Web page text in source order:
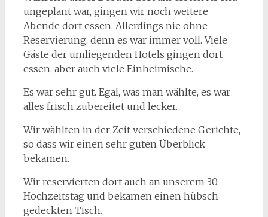
ungeplant war, gingen wir noch weitere
Abende dort essen. Allerdings nie ohne
Reservierung, denn es war immer voll. Viele
Gäste der umliegenden Hotels gingen dort
essen, aber auch viele Einheimische.
Es war sehr gut. Egal, was man wählte, es war
alles frisch zubereitet und lecker.
Wir wählten in der Zeit verschiedene Gerichte,
so dass wir einen sehr guten Überblick
bekamen.
Wir reservierten dort auch an unserem 30.
Hochzeitstag und bekamen einen hübsch
gedeckten Tisch.